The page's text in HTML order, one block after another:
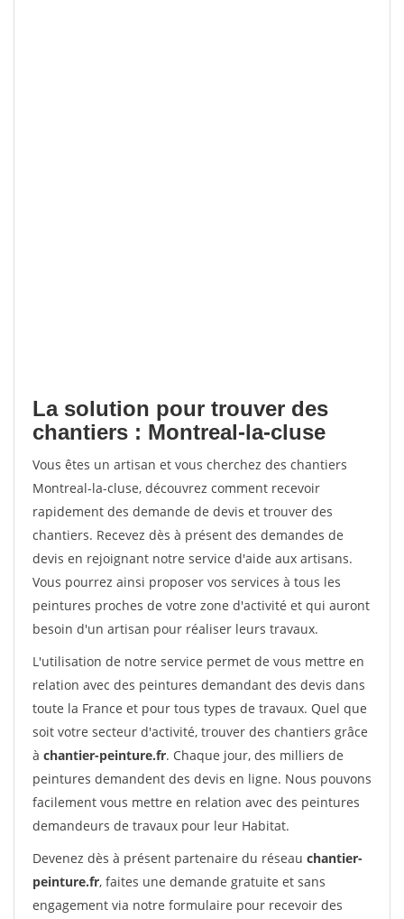
La solution pour trouver des
chantiers : Montreal-la-cluse
Vous êtes un artisan et vous cherchez des chantiers
Montreal-la-cluse, découvrez comment recevoir
rapidement des demande de devis et trouver des
chantiers. Recevez dès à présent des demandes de
devis en rejoignant notre service d'aide aux artisans.
Vous pourrez ainsi proposer vos services à tous les
peintures proches de votre zone d'activité et qui auront
besoin d'un artisan pour réaliser leurs travaux.
L'utilisation de notre service permet de vous mettre en
relation avec des peintures demandant des devis dans
toute la France et pour tous types de travaux. Quel que
soit votre secteur d'activité, trouver des chantiers grâce
à chantier-peinture.fr. Chaque jour, des milliers de
peintures demandent des devis en ligne. Nous pouvons
facilement vous mettre en relation avec des peintures
demandeurs de travaux pour leur Habitat.
Devenez dès à présent partenaire du réseau chantier-
peinture.fr, faites une demande gratuite et sans
engagement via notre formulaire pour recevoir des